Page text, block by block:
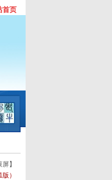
首页
】
）